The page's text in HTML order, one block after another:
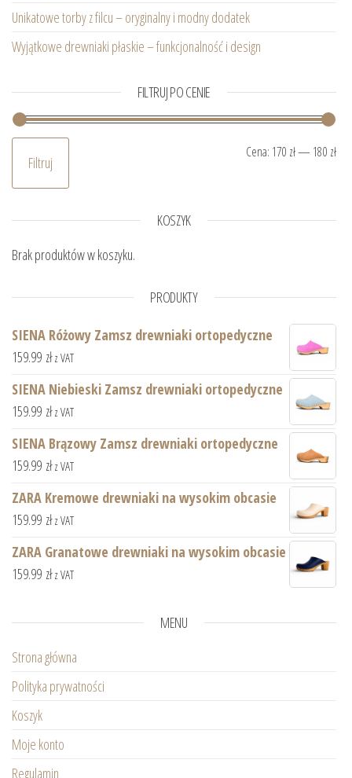
Unikatowe torby z filcu – oryginalny i modny dodatek
Wyjątkowe drewniaki płaskie – funkcjonalność i design
FILTRUJ PO CENIE
Filtruj
Cena: 170 zł— 180 zł
KOSZYK
Brak produktów w koszyku.
PRODUKTY
SIENA Różowy Zamsz drewniaki ortopedyczne
159.99 zł z VAT
SIENA Niebieski Zamsz drewniaki ortopedyczne
159.99 zł z VAT
SIENA Brązowy Zamsz drewniaki ortopedyczne
159.99 zł z VAT
ZARA Kremowe drewniaki na wysokim obcasie
159.99 zł z VAT
ZARA Granatowe drewniaki na wysokim obcasie
159.99 zł z VAT
MENU
Strona główna
Polityka prywatności
Koszyk
Moje konto
Regulamin